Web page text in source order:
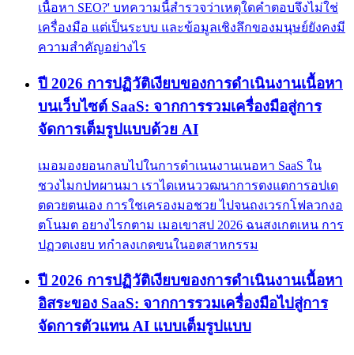
เนื้อหา SEO?' บทความนี้สำรวจว่าเหตุใดคำตอบจึงไม่ใช่
เครื่องมือ แต่เป็นระบบ และข้อมูลเชิงลึกของมนุษย์ยังคงมี
ความสำคัญอย่างไร
ปี 2026 การปฏิวัติเงียบของการดำเนินงานเนื้อหา
บนเว็บไซต์ SaaS: จากการรวมเครื่องมือสู่การ
จัดการเต็มรูปแบบด้วย AI
เมอมองยอนกลบไปในการดำเนนงานเนอหา SaaS ใน
ชวงไมกปทผานมา เราไดเหนววฒนาการตงแตการอปเด
ตดวยตนเอง การใชเครองมอชวย ไปจนถงเวรกโฟลวกงอ
ตโนมต อยางไรกตาม เมอเขาสป 2026 ฉนสงเกตเหน การ
ปฏวตเงยบ ทกำลงเกดขนในอตสาหกรรม
ปี 2026 การปฏิวัติเงียบของการดำเนินงานเนื้อหา
อิสระของ SaaS: จากการรวมเครื่องมือไปสู่การ
จัดการตัวแทน AI แบบเต็มรูปแบบ